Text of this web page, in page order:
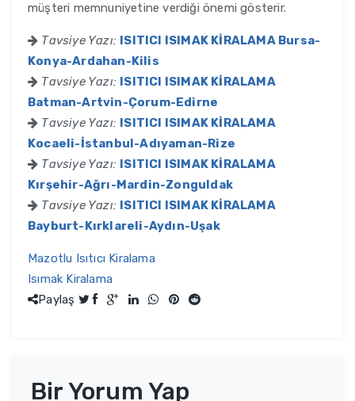
müşteri memnuniyetine verdiği önemi gösterir.
Tavsiye Yazı: ISITICI ISIMAK KİRALAMA Bursa-
Konya-Ardahan-Kilis
Tavsiye Yazı: ISITICI ISIMAK KİRALAMA
Batman-Artvin-Çorum-Edirne
Tavsiye Yazı: ISITICI ISIMAK KİRALAMA
Kocaeli-İstanbul-Adıyaman-Rize
Tavsiye Yazı: ISITICI ISIMAK KİRALAMA
Kırşehir-Ağrı-Mardin-Zonguldak
Tavsiye Yazı: ISITICI ISIMAK KİRALAMA
Bayburt-Kırklareli-Aydın-Uşak
Mazotlu Isıtıcı Kiralama
Isımak Kiralama
Paylaş
Bir Yorum Yap